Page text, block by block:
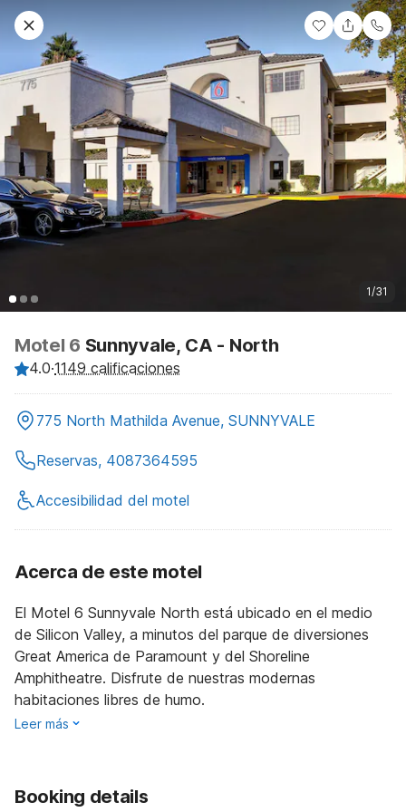
1/31
Motel 6 Sunnyvale, CA - North
4.0·1149 calificaciones
775 North Mathilda Avenue, SUNNYVALE
Reservas, 4087364595
Accesibilidad del motel
Acerca de este motel
El Motel 6 Sunnyvale North está ubicado en el medio
de Silicon Valley, a minutos del parque de diversiones
Great America de Paramount y del Shoreline
Amphitheatre. Disfrute de nuestras modernas
habitaciones libres de humo.
Leer más
Booking details